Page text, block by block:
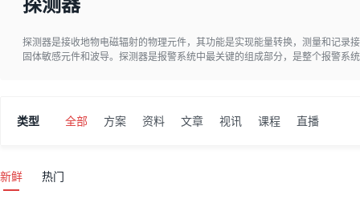
探测器
探测器是接收地物电磁辐射的物理元件，其功能是实现能量转换，测量和记录
固体敏感元件和波导。探测器是报警系统中最关键的组成部分，是整个报警系
类型 全部 方案 资料 文章 视讯 课程 直播
新鲜 热门